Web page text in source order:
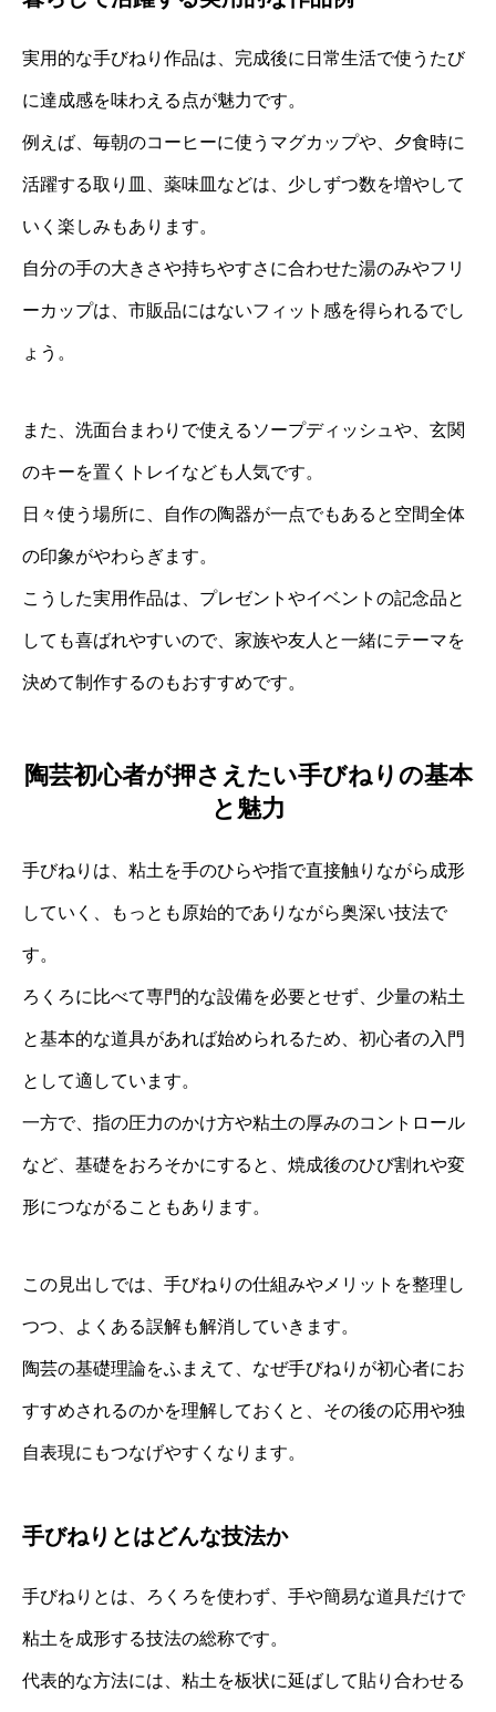
実用的な手びねり作品は、完成後に日常生活で使うたび
に達成感を味わえる点が魅力です。
例えば、毎朝のコーヒーに使うマグカップや、夕食時に
活躍する取り皿、薬味皿などは、少しずつ数を増やして
いく楽しみもあります。
自分の手の大きさや持ちやすさに合わせた湯のみやフリ
ーカップは、市販品にはないフィット感を得られるでし
ょう。
また、洗面台まわりで使えるソープディッシュや、玄関
のキーを置くトレイなども人気です。
日々使う場所に、自作の陶器が一点でもあると空間全体
の印象がやわらぎます。
こうした実用作品は、プレゼントやイベントの記念品と
しても喜ばれやすいので、家族や友人と一緒にテーマを
決めて制作するのもおすすめです。
陶芸初心者が押さえたい手びねりの基本
と魅力
手びねりは、粘土を手のひらや指で直接触りながら成形
していく、もっとも原始的でありながら奥深い技法で
す。
ろくろに比べて専門的な設備を必要とせず、少量の粘土
と基本的な道具があれば始められるため、初心者の入門
として適しています。
一方で、指の圧力のかけ方や粘土の厚みのコントロール
など、基礎をおろそかにすると、焼成後のひび割れや変
形につながることもあります。
この見出しでは、手びねりの仕組みやメリットを整理し
つつ、よくある誤解も解消していきます。
陶芸の基礎理論をふまえて、なぜ手びねりが初心者にお
すすめされるのかを理解しておくと、その後の応用や独
自表現にもつなげやすくなります。
手びねりとはどんな技法か
手びねりとは、ろくろを使わず、手や簡易な道具だけで
粘土を成形する技法の総称です。
代表的な方法には、粘土を板状に延ばして貼り合わせる